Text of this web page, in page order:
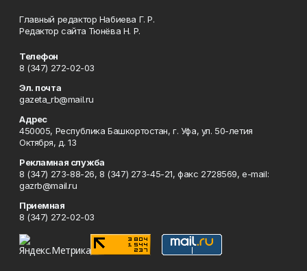
Главный редактор Набиева Г. Р.
Редактор сайта Тюнёва Н. Р.
Телефон
8 (347) 272-02-03
Эл. почта
gazeta_rb@mail.ru
Адрес
450005, Республика Башкортостан, г. Уфа, ул. 50-летия
Октября, д. 13
Рекламная служба
8 (347) 273-88-26, 8 (347) 273-45-21, факс 2728569, e-mail:
gazrb@mail.ru
Приемная
8 (347) 272-02-03